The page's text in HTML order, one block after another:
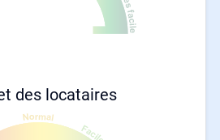
des locataires